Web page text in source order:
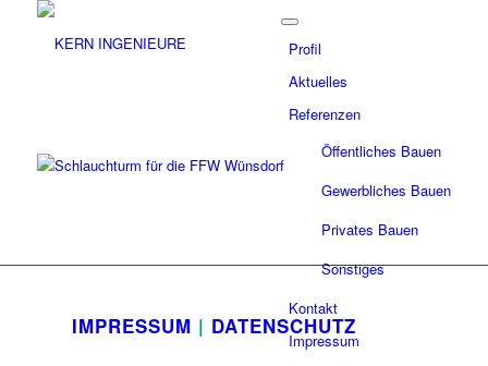
Profil
Aktuelles
Referenzen
Öffentliches Bauen
Gewerbliches Bauen
Privates Bauen
Sonstiges
Kontakt
Impressum
IMPRESSUM | DATENSCHUTZ